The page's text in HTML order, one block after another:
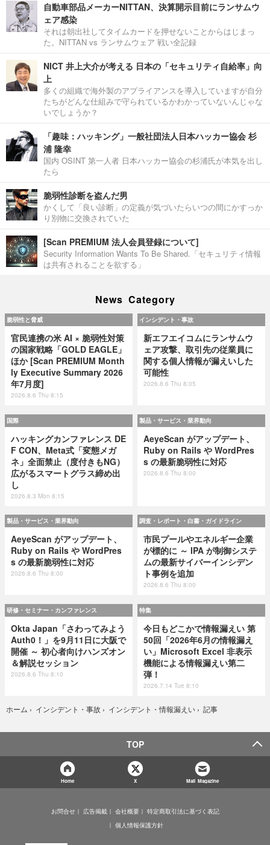
自動車部品メーカーNITTAN、決算開示目前にランサムウ
ェア感染
それは朝出社してタイムカードを押せないことからはじまっ
た。NITTAN vs ランサムウェア 戦い全記録
NICT 井上大介が考える 日本の「セキュリティ自給率」向
上
多くの組織で海外製のアプライアンスを導入していますが自分
たちがどんな仕組みで守られているかわかっていないんじゃな
いでしょうか？
「趣味：ハッキング」一般社団法人日本ハッカー協会 杉
浦 隆幸
国内 OSINT 第一人者 日本ハッカー協会の杉浦氏が本気を出し
たら
脆弱性診断を盗んだ男
かくして「良い診断」の定義が気づいたらいつの間にかすっか
り別物に交換されていた
[Scan PREMIUM 法人会員登録について]
Security Information Wants To Be Shared.「セキュリティ情報
は共有されることを欲する」
News Category
脆弱性と脅威
官民連携の米 AI × 脆弱性対策
の国家戦略「GOLD EAGLE」
ほか [Scan PREMIUM Month
ly Executive Summary 2026
年7月度]
2026.8.6 Thu 8:15
インシデント・事故
新エフエイコムにランサムウ
ェア攻撃、取引先の従業員に
関する個人情報が漏えいした
可能性
2026.8.6 Thu 8:05
国際
ハッキングカンファレンス DE
F CON、Meta式「変態メガ
ネ」全面禁止（度付きもNG）
広がるスマートグラス締め出
し
2026.8.3 Mon 8:15
製品・サービス・業界動向
AeyeScan がアップデート、
Ruby on Rails や WordPres
s の最新脆弱性に対応
2026.8.6 Thu 8:00
製品・サービス・業界動向
AeyeScan がアップデート、
Ruby on Rails や WordPres
s の最新脆弱性に対応
2026.8.6 Thu 8:00
調査・レポート・白書・ガイドライン
市民プールやエネルギー企業
が標的に ～ IPA が制御システ
ムの最新サイバーインシデン
ト事例を追加
2026.8.6 Thu 8:00
研修・セミナー・カンファレンス
Okta Japan「さわってみよう
Auth0！」を9月11日に大阪で
開催 ～ 初心者向けハンズオン
＆解説セッション
2026.8.6 Thu 8:10
特集
今日もどこかで情報漏えい 第
50回「2026年6月の情報漏え
い」Microsoft Excel 非表示
機能による情報漏えい第二
弾！
2026.7.14 Tue 8:10
ホーム › インシデント・事故 › インシデント・情報漏えい › 記事
TOP
Home X Mail Magazine
お問合せ 広告掲載 会社概要
特定商取引法に基づく表記
個人情報保護方針